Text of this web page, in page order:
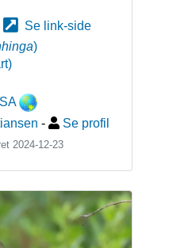
Se link-side
)
)
- Se profil
2024-12-23